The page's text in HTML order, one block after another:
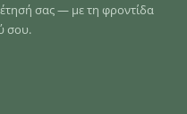
σας — με τη φροντίδα
σου.